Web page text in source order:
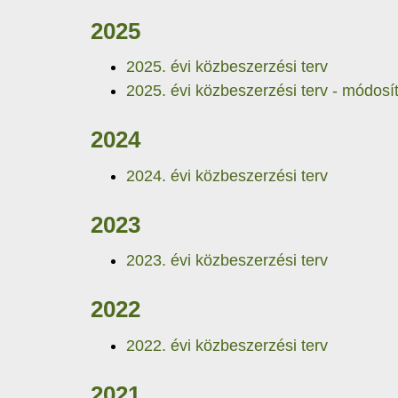
2025
2025. évi közbeszerzési terv
2025. évi közbeszerzési terv -
2024
2024. évi közbeszerzési terv
2023
2023. évi közbeszerzési terv
2022
2022. évi közbeszerzési terv